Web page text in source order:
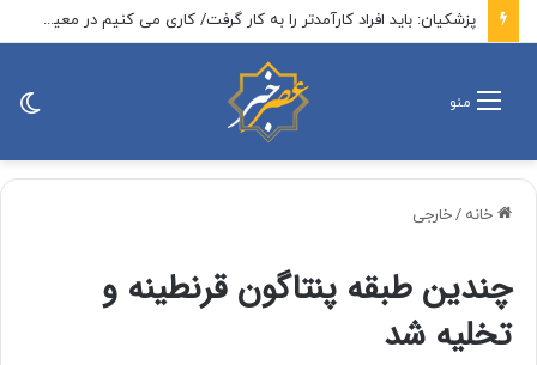
پزشکیان: باید افراد کارآمدتر را به کار گرفت/ کاری می کنیم در معیشت مردم مشکلی پیش نیاید
منو
خانه /خارجی
چندین طبقه پنتاگون قرنطینه و
تخلیه شد